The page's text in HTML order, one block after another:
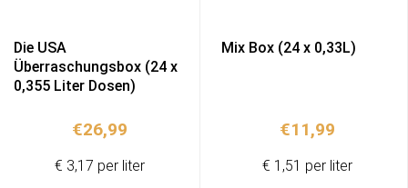
Die USA
Überraschungsbox (24 x
0,355 Liter Dosen)
€26,99
€ 3,17 per liter
Mix Box (24 x 0,33L)
€11,99
€ 1,51 per liter